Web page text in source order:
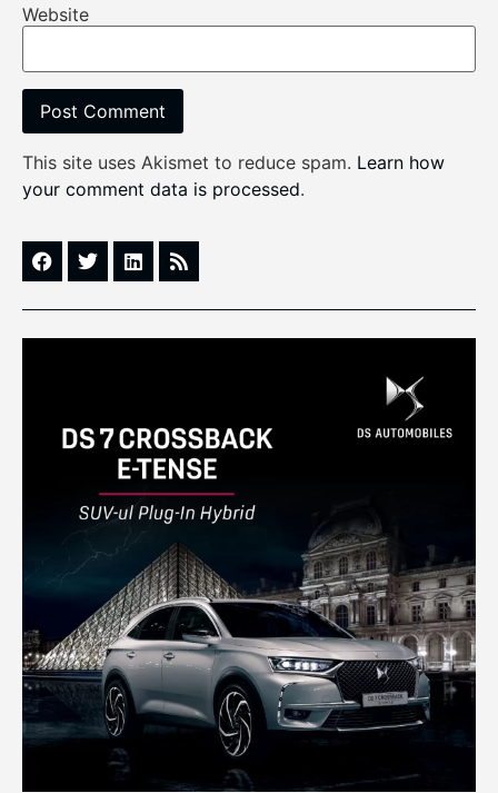
Website
This site uses Akismet to reduce spam. Learn how
your comment data is processed.